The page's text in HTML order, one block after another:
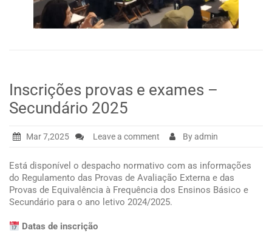
Inscrições provas e exames –
Secundário 2025
Mar 7,2025 Leave a comment By admin
Está disponível o despacho normativo com as informações
do Regulamento das Provas de Avaliação Externa e das
Provas de Equivalência à Frequência dos Ensinos Básico e
Secundário para o ano letivo 2024/2025.
Datas de inscrição